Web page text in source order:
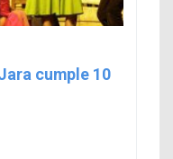
cumple 10